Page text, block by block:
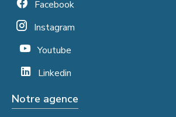
Facebook
Instagram
Youtube
Linkedin
Notre agence